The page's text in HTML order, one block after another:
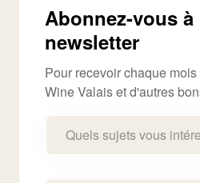
Abonnez-vous
newsletter
Pour recevoir chaque
Wine Valais et d'autres
Quels sujets vous